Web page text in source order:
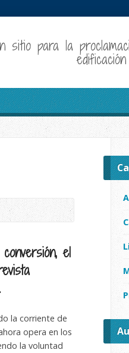
sitio para la
el
la corriente de
opera en los
la voluntad